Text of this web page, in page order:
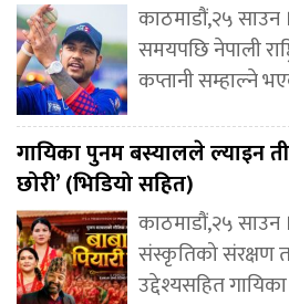
काठमाडौं,२५ साउन
समयपछि नेपाली
कप्तानी सम्हाल्ने
गायिका पुनम बस्यालले ल्याइन
छोरी’ (भिडियो सहित)
काठमाडौं,२५ साउन
संस्कृतिको संरक्षण
उद्देश्यसहित